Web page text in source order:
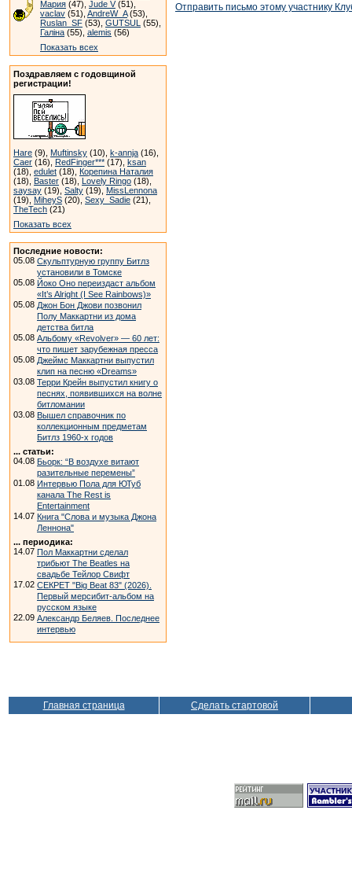
Мария (47), Jude V(51),
vaclav (51), AndreW_A(53),
Ruslan_SF (53), GUTSUL (55),
Галіна (55), alemis (56)
Показать всех
Поздравляем с годовщиной
регистрации!
Hare (9), Muftinsky (10), k-annja (16),
Caer (16), RedFinger*** (17), ksan
(18), edulet (18), Корепина Наталия
(18), Baster (18), Lovely Ringo (18),
saysay (19), Salty (19), MissLennona
(19), MiheyS (20), Sexy_Sadie (21),
TheTech (21)
Показать всех
Последние новости:
05.08 Скульптурную группу Битлз
установили в Томске
05.08 Йоко Оно переиздаст альбом
«It’s Alright (I See Rainbows)»
05.08 Джон Бон Джови позвонил
Полу Маккартни из дома
детства битла
05.08 Альбому «Revolver» — 60 лет:
что пишет зарубежная пресса
05.08 Джеймс Маккартни выпустил
клип на песню «Dreams»
03.08 Терри Крейн выпустил книгу о
песнях, появившихся на волне
битломании
03.08 Вышел справочник по
коллекционным предметам
Битлз 1960-х годов
... статьи:
04.08 Бьорк: “В воздухе витают
разительные перемены”
01.08 Интервью Пола для ЮТуб
канала The Rest is
Entertainment
14.07 Книга "Слова и музыка Джона
Леннона"
... периодика:
14.07 Пол Маккартни сделал
трибьют The Beatles на
свадьбе Тейлор Свифт
17.02 СЕКРЕТ "Big Beat 83" (2026).
Первый мерсибит-альбом на
русском языке
22.09 Александр Беляев. Последнее
интервью
Отправить письмо этому участнику
Главная страница Сделать стартовой